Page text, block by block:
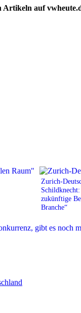
Artikeln auf
Zurich-
zukünftige
Branche“